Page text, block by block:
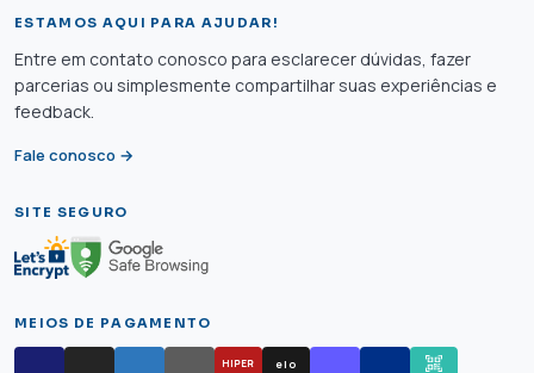
ESTAMOS AQUI PARA AJUDAR!
Entre em contato conosco para esclarecer dúvidas, fazer
parcerias ou simplesmente compartilhar suas experiências e
feedback.
Fale conosco →
SITE SEGURO
MEIOS DE PAGAMENTO
HIPER elo